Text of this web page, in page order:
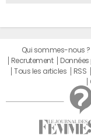
Qui sommes-nous ?
Recrutement
Tous les articles
RSS